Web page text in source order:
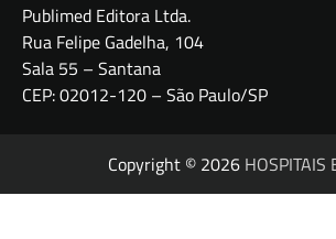
Publimed Editora Ltda.
Rua Felipe Gadelha, 104
Sala 55 – Santana
CEP: 02012-120 – São Paulo/SP
Copyright © 2026 HOSPITAIS